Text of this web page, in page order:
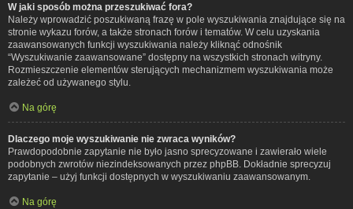
W jaki sposób można przeszukiwać fora?
Należy wprowadzić poszukiwaną frazę w pole wyszukiwania znajdujące się na
stronie wykazu forów, a także stronach forów i tematów. W celu uzyskania
zaawansowanych funkcji wyszukiwania należy kliknąć odnośnik
“Wyszukiwanie zaawansowane” dostępny na wszystkich stronach witryny.
Rozmieszczenie elementów sterujących mechanizmem wyszukiwania może
zależeć od używanego stylu.
Na górę
Dlaczego moje wyszukiwanie nie zwraca wyników?
Prawdopodobnie zapytanie nie było jasno sprecyzowane i zawierało wiele
podobnych zwrotów niezindeksowanych przez phpBB. Dokładnie sprecyzuj
zapytanie – użyj funkcji dostępnych w wyszukiwaniu zaawansowanym.
Na górę